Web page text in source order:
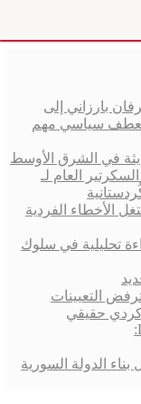
بارزاني إلى
سياسي مهم
في الشرق الأوسط
العام لـ
الأخطاء الفردية
تحليلية في سلوك
التعيينات
كردي حقيقي
بناء الدولة السورية